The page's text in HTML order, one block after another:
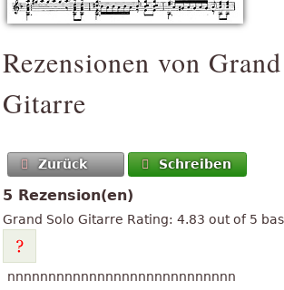
Rezensionen von
Gitarre
Zurück Schreiben
5 Rezension(en)
Grand Solo Gitarre Rating: 4.83 out of 5
nnnnnnnnnnnnnnnnnnnnnnnnnnnn